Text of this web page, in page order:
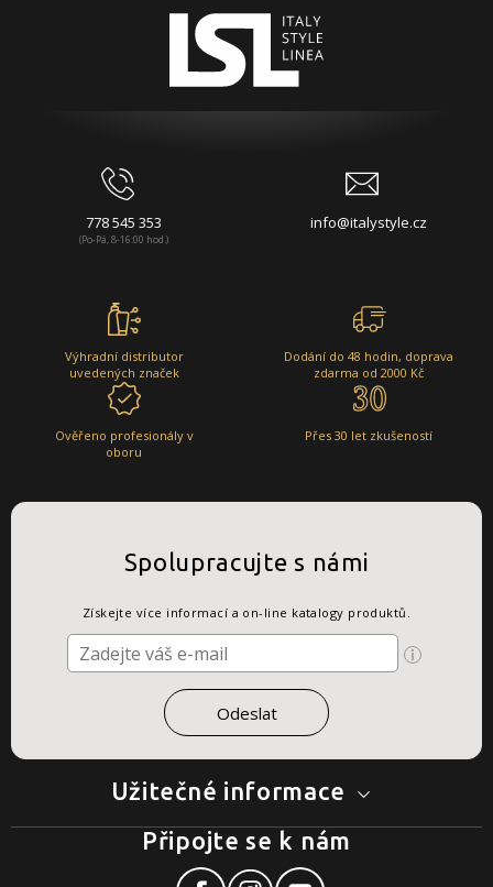
778 545 353
(Po-Pá, 8-16:00 hod.)
info@italystyle.cz
Výhradní distributor
uvedených značek
Dodání do 48 hodin, doprava
zdarma od 2000 Kč
Ověřeno profesionály v
oboru
Přes 30 let zkušeností
Užitečné informace
Spolupracujte s námi
Získejte více informací a on-line katalogy produktů.
Připojte se k nám